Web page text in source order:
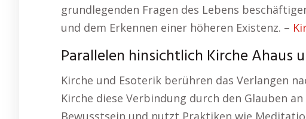
grundlegenden Fragen des Lebens
und dem Erkennen einer höheren Existenz. –
Parallelen hinsichtlich Kirche Ahaus
Kirche und Esoterik berühren das Verlangen
Kirche diese Verbindung durch den Glauben